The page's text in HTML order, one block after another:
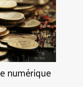
numérique